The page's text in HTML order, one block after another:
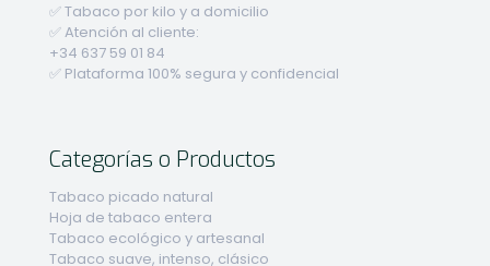
✅ Tabaco por kilo y a domicilio
✅ Atención al cliente:
+34 637 59 01 84
✅ Plataforma 100% segura y confidencial
Categorías o Productos
Tabaco picado natural
Hoja de tabaco entera
Tabaco ecológico y artesanal
Tabaco suave, intenso, clásico